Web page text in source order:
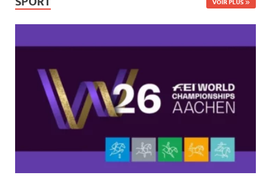
VOIR PLUS